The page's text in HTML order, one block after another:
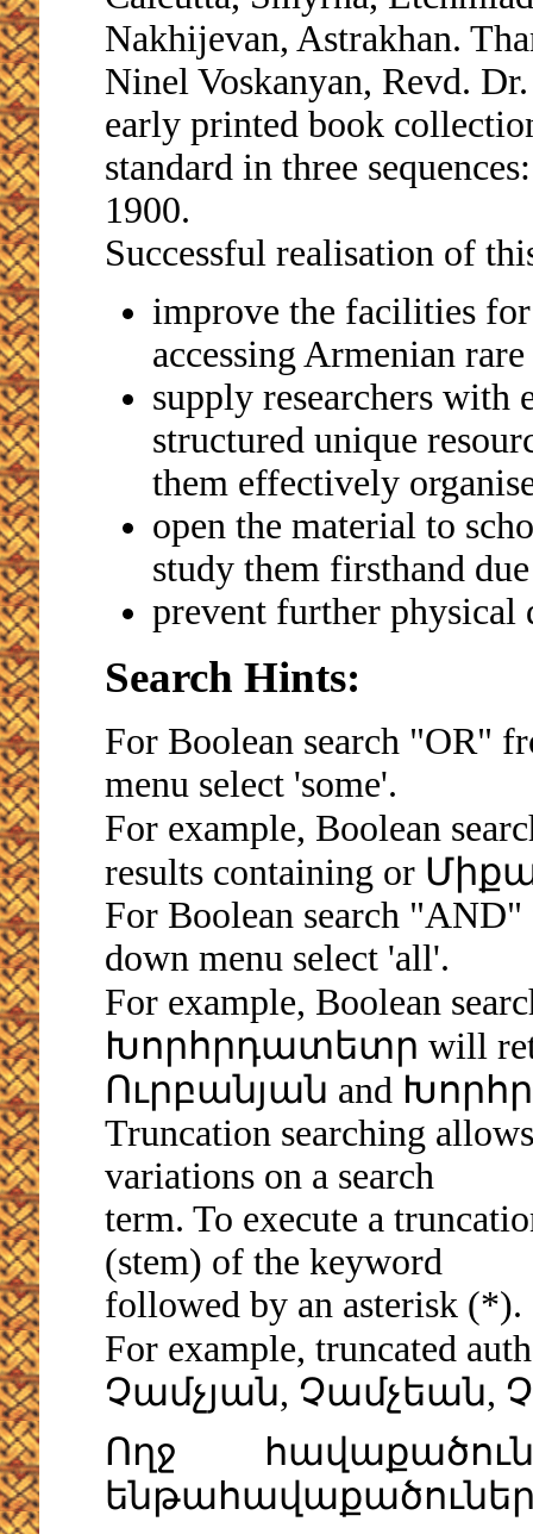
Nakhijevan, Astrakhan.
Ninel Voskanyan, Revd.
early printed book
standard in three
1900.
Successful realisation of
improve the facilities
accessing Armenian
supply researchers with
structured unique
them effectively
open the material to
study them firsthand
prevent further physical
Search Hints:
For Boolean search "OR"
menu select 'some'.
For example, Boolean
results containing or
For Boolean search
down menu select 'all'.
For example, Boolean
Խորհրդատետր will
Ուրբանյան and
Truncation searching
variations on a search
term. To execute a
(stem) of the keyword
followed by an asterisk (*).
For example, truncated
Չամչյան, Չամչեան,
Ողջ